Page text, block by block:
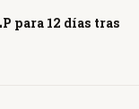
para 12 días tras